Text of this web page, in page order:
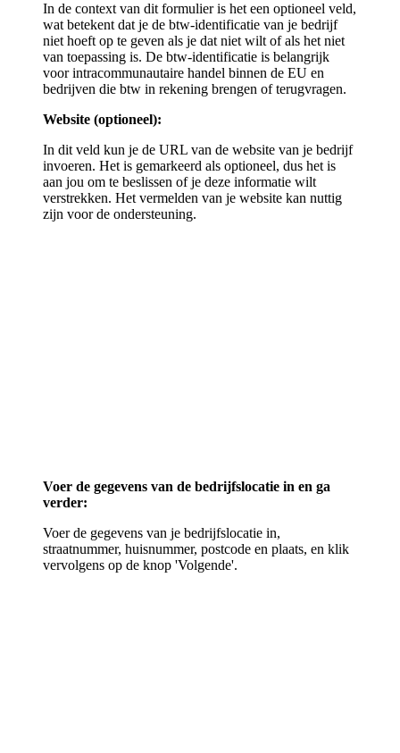
In de context van dit formulier is het een optioneel veld,
wat betekent dat je de btw-identificatie van je bedrijf
niet hoeft op te geven als je dat niet wilt of als het niet
van toepassing is. De btw-identificatie is belangrijk
voor intracommunautaire handel binnen de EU en
bedrijven die btw in rekening brengen of terugvragen.
Website (optioneel):
In dit veld kun je de URL van de website van je bedrijf
invoeren. Het is gemarkeerd als optioneel, dus het is
aan jou om te beslissen of je deze informatie wilt
verstrekken. Het vermelden van je website kan nuttig
zijn voor de ondersteuning.
Voer de gegevens van de bedrijfslocatie in en ga
verder:
Voer de gegevens van je bedrijfslocatie in,
straatnummer, huisnummer, postcode en plaats, en klik
vervolgens op de knop 'Volgende'.